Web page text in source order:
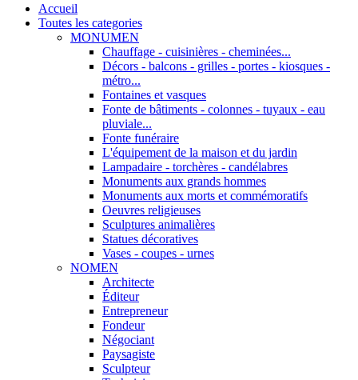
Accueil
Toutes les categories
MONUMEN
Chauffage - cuisinières - cheminées...
Décors - balcons - grilles - portes - kiosques -
métro...
Fontaines et vasques
Fonte de bâtiments - colonnes - tuyaux - eau
pluviale...
Fonte funéraire
L'équipement de la maison et du jardin
Lampadaire - torchères - candélabres
Monuments aux grands hommes
Monuments aux morts et commémoratifs
Oeuvres religieuses
Sculptures animalières
Statues décoratives
Vases - coupes - urnes
NOMEN
Architecte
Éditeur
Entrepreneur
Fondeur
Négociant
Paysagiste
Sculpteur